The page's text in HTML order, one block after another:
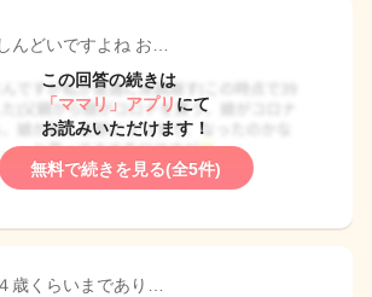
んどいですよね お…
この回答の続きは
「ママリ」アプリ にて
お読みいただけます！
無料で続きを見る(全5件)
歳くらいまであり…